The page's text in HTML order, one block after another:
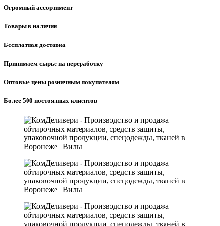
Огромный ассортимент
Товары в наличии
Бесплатная доставка
Принимаем сырье на переработку
Оптовые цены розничным покупателям
Более 500 постоянных клиентов